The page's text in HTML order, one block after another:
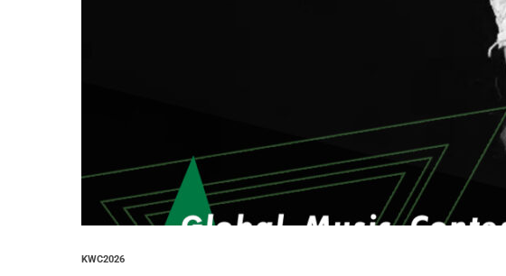
KWC2026